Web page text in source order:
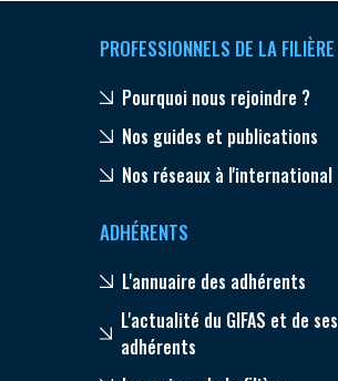
PROFESSIONNELS DE LA FILIÈRE
Pourquoi nous rejoindre ?
Nos guides et publications
Nos réseaux à l'international
ADHÉRENTS
L'annuaire des adhérents
L'actualité du GIFAS et de ses
adhérents